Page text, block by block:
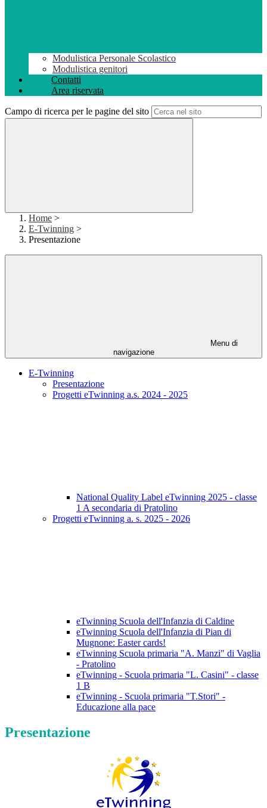
Modulistica Personale Scolastico
Modulistica genitori
Contatti
Area riservata
Campo di ricerca per le pagine del sito
Home >
E-Twinning >
Presentazione
Menu di
navigazione
E-Twinning
Presentazione
Progetti eTwinning a.s. 2024 - 2025
National Quality Label eTwinning 2025 - classe
1 A secondaria di Pratolino
Progetti eTwinning a. s. 2025 - 2026
eTwinning Scuola dell'Infanzia di Caldine
eTwinning Scuola dell'Infanzia di Pian di
Mugnone: Easter cards!
eTwinning Scuola primaria "A. Manzi" di Vaglia
- Pratolino
eTwinning - Scuola primaria "L. Casini" - classe
1 B
eTwinning - Scuola primaria "T.Stori" -
Educazione alla pace
Presentazione